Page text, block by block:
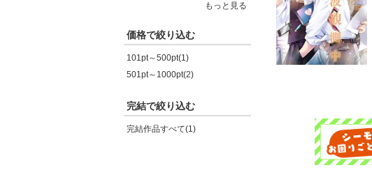
もっと見る
価格で絞り込む
101pt～500pt(1)
501pt～1000pt(2)
完結で絞り込む
完結作品すべて(1)